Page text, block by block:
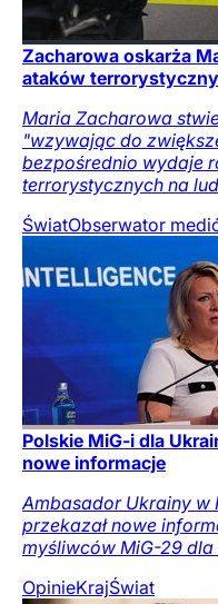
Zacharowa oskarża
ataków
Maria Zacharowa
"wzywając do
bezpośrednio wydaje
terrorystycznych na
ŚwiatObserwator
Polskie MiG-i dla
nowe informacje
Ambasador Ukrainy w
przekazał nowe
myśliwców MiG-29 dla
OpinieKrajŚwiat